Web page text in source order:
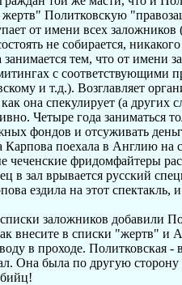
Политковскую
от имени всех
не собирается,
занимается тем, что от имени
с соответствующими
и т.д.). Возглавляет
она спекулирует (а других
Четыре года заниматься
фондов и отсуживать
Карпова поехала в Англию на
чеченские фридомфайтеры
в зал врывается русский
ездила на этот спектакль,
заложников добавили
внесите в списки "жертв" и
в проходе. Политковская -
Она была по другую